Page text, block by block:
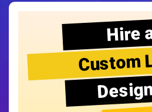
Hire
Custom